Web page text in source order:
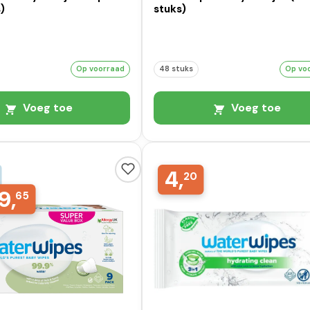
Op voorraad
Voeg toe
stuks)
48 stuks Op
Voeg toe
65
4,20